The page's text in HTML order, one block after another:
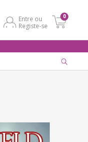
Entre ou
Registe-se
0